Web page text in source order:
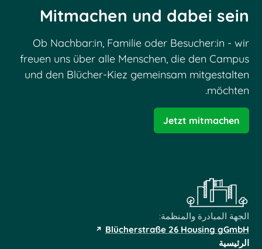
Mitmachen und dabei sein
Ob Nachbar:in, Familie oder Besucher:in - wir
freuen uns über alle Menschen, die den Campus
und den Blücher-Kiez gemeinsam mitgestalten
möchten.
Jetzt mitmachen
الجهة المبادرة والمنظمة:
Blücherstraße 26 Housing gGmbH
الرئيسية